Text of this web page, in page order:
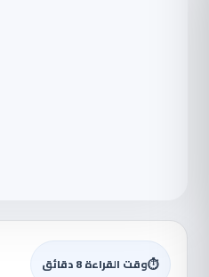
⏱وقت القراءة 8 دقائق